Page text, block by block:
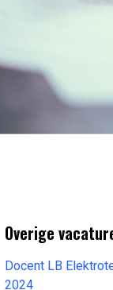
Overige
Docent LB
2024